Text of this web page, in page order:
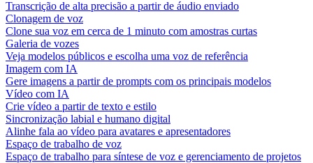
Transcrição de alta precisão a partir de áudio enviado
Clonagem de voz
Clone sua voz em cerca de 1 minuto com amostras curtas
Galeria de vozes
Veja modelos públicos e escolha uma voz de referência
Imagem com IA
Gere imagens a partir de prompts com os principais modelos
Vídeo com IA
Crie vídeo a partir de texto e estilo
Sincronização labial e humano digital
Alinhe fala ao vídeo para avatares e apresentadores
Espaço de trabalho de voz
Espaço de trabalho para síntese de voz e gerenciamento de projetos